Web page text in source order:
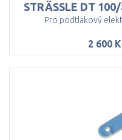
STRÄSSLE DT
Pro podtlakový
2 600